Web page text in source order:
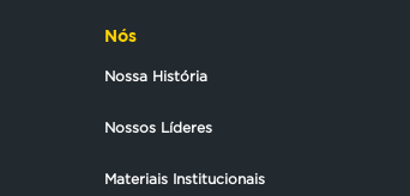
Nós
Nossa História
Nossos Líderes
Materiais Institucionais